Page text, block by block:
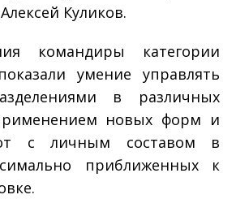
Куликов.
командиры категории
умение управлять
в различных
новых форм и
с личным составом в
приближенных к